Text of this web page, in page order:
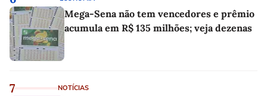
Mega-Sena não tem vencedores e prêmio
acumula em R$ 135 milhões; veja dezenas
7 NOTÍCIAS